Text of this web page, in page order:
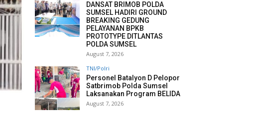
DANSAT BRIMOB POLDA
SUMSEL HADIRI GROUND
BREAKING GEDUNG
PELAYANAN BPKB
PROTOTYPE DITLANTAS
POLDA SUMSEL
August 7, 2026
TNI/Polri
Personel Batalyon D Pelopor
Satbrimob Polda Sumsel
Laksanakan Program BELIDA
August 7, 2026